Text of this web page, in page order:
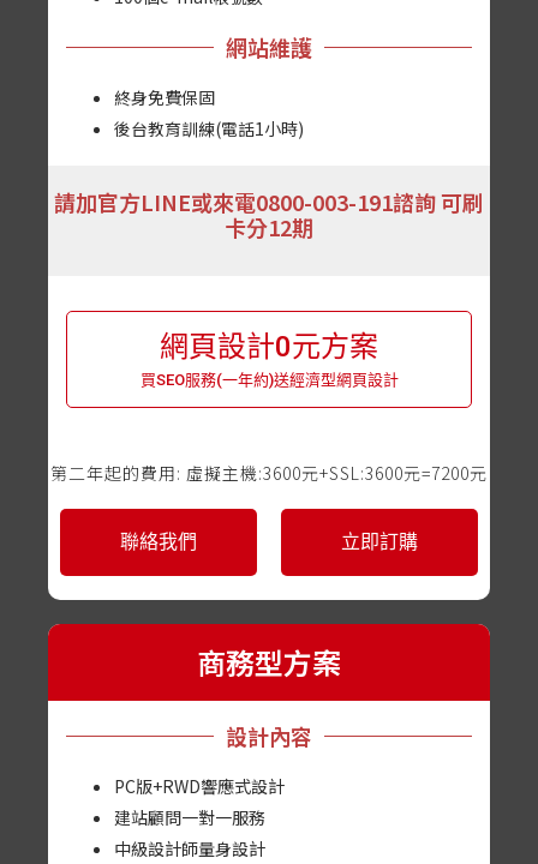
網站維護
終身免費保固
後台教育訓練(電話1小時)
請加官方LINE或來電0800-003-191諮詢 可刷
卡分12期
網頁設計0元方案
買SEO服務(一年約)送經濟型網頁設計
第二年起的費用: 虛擬主機:3600元+SSL:3600元=7200元
聯絡我們 立即訂購
商務型方案
設計內容
PC版+RWD響應式設計
建站顧問一對一服務
中級設計師量身設計